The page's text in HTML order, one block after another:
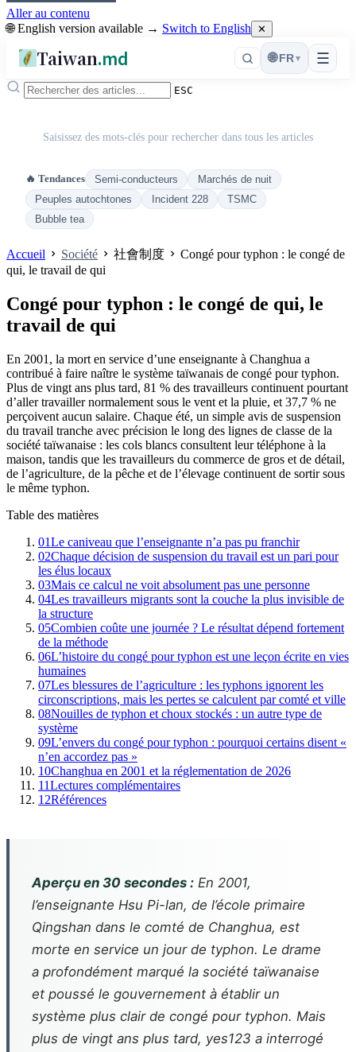
Aller au contenu
🌐 English version available → Switch to English ✕
Taiwan.md ☰
🌐 FR ▾
ESC
Saisissez des mots-clés pour rechercher dans tous les articles
🔥 Tendances Semi-conducteurs
Marchés de nuit
Peuples autochtones
Incident 228
TSMC
Bubble tea
Accueil Société 社會制度
Congé pour typhon : le congé de
qui, le travail de qui
Congé pour typhon : le congé de qui, le
travail de qui
En 2001, la mort en service d’une enseignante à Changhua a
contribué à faire naître le système taïwanais de congé pour typhon.
Plus de vingt ans plus tard, 81 % des travailleurs continuent pourtant
d’aller travailler normalement sous le vent et la pluie, et 37,7 % ne
perçoivent aucun salaire. Chaque été, un simple avis de suspension
du travail tranche avec précision le long des lignes de classe de la
société taïwanaise : les cols blancs consultent leur téléphone à la
maison, tandis que les travailleurs du commerce de gros et de détail,
de l’agriculture, de la pêche et de l’élevage continuent de sortir sous
le même typhon.
Table des matières
01Le caniveau que l’enseignante n’a pas pu franchir
02Chaque décision de suspension du travail est un pari pour
les élus locaux
03Mais ce calcul ne voit absolument pas une personne
04Les travailleurs migrants sont la couche la plus invisible de
la structure
05Combien coûte une journée ? Le résultat dépend fortement
de la méthode
06L’histoire du congé pour typhon est une leçon écrite en vies
humaines
07Les blessures de l’agriculture : les typhons ignorent les
circonscriptions, mais les pertes se calculent par comté et ville
08Nouilles de typhon et choux stockés : un autre type de
système
09L’envers du congé pour typhon : pourquoi certains disent «
n’en accordez pas »
10Changhua en 2001 et la réglementation de 2026
11Lectures complémentaires
12Références
Aperçu en 30 secondes : En 2001,
l’enseignante Hsu Pi-lan, de l’école primaire
Qingshan dans le comté de Changhua, est
morte en service un jour de typhon. Le drame
a profondément marqué la société taïwanaise
et poussé le gouvernement à établir un
système plus clair de congé pour typhon. Mais
plus de vingt ans plus tard, yes123 a interrogé